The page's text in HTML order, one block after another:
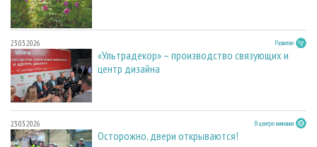
23.03.2026 Развитие
«Ультрадекор» – производство связующих и
центр дизайна
23.03.2026 В центре внимания
Осторожно, двери открываются!